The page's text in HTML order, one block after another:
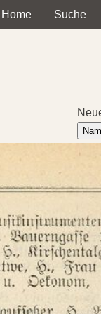
Home Suche